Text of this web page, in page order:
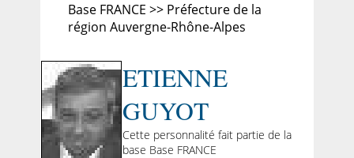
Base FRANCE >> Préfecture de la
région Auvergne-Rhône-Alpes
ETIENNE
GUYOT
Cette personnalité fait partie de la
base Base FRANCE